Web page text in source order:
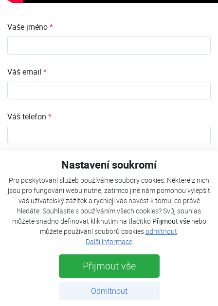
Nastavení soukromí
Pro poskytování služeb používáme soubory cookies. Některé z nich
jsou pro fungování webu nutné, zatímco jiné nám pomohou vylepšit
váš uživatelský zážitek a rychleji vás navést k tomu, co právě
hledáte. Souhlasíte s používáním všech cookies? Svůj souhlas
můžete snadno definovat kliknutím na tlačítko Přijmout všenebo
můžete používání souborů cookiesodmítnout
Další informace
Přijmout vše
Odmítnout
Vaše jméno*
Váš email *
Váš telefon *
Vodní filtr Judo
Zařízení proti vodnímu kameni Vulcan
Lokalita instalace *